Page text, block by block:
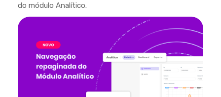
do módulo Analítico.